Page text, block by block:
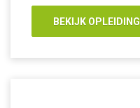
BEKIJK OPLEIDING